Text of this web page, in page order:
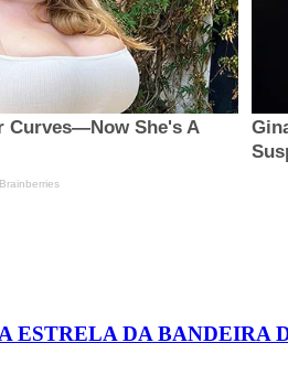
DA BANDEIRA